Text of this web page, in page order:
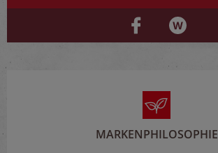
MARKENPHILOSOPHIE